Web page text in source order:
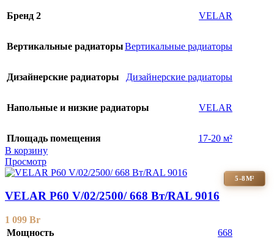
Бренд 2 VELAR
Вертикальные радиаторыВертикальные радиаторы
Дизайнерские радиаторы Дизайнерские радиаторы
Напольные и низкие радиаторы VELAR
Площадь помещения
17-20 м²
В корзину
Просмотр
5-8М²
VELAR P60 V/02/2500/ 668 Bт/RAL 9016
1 099 Br
Мощность
668